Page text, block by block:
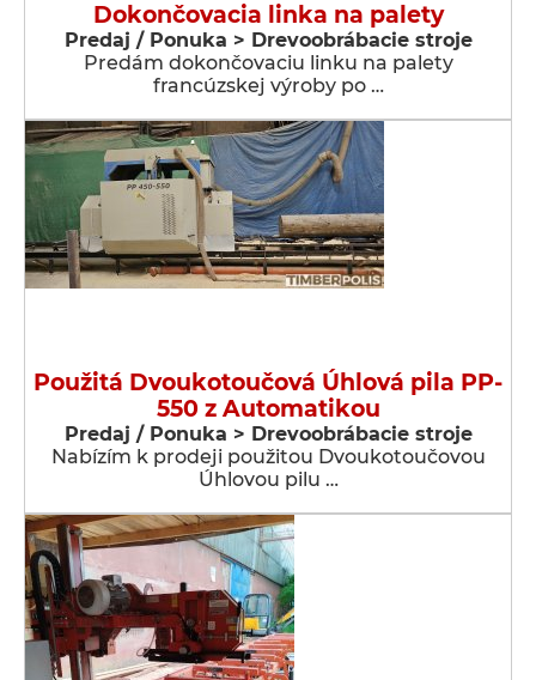
Dokončovacia linka na palety
Predaj / Ponuka > Drevoobrábacie stroje
Predám dokončovaciu linku na palety
francúzskej výroby po …
Použitá Dvoukotoučová Úhlová pila PP-
550 z Automatikou
Predaj / Ponuka > Drevoobrábacie stroje
Nabízím k prodeji použitou Dvoukotoučovou
Úhlovou pilu …